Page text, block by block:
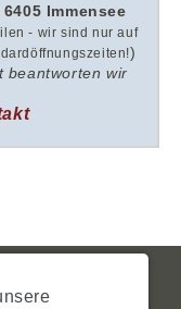
Immensee
- wir sind nur auf
)
beantworten wir
COOKIES